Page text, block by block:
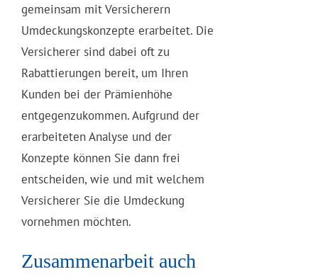
gemeinsam mit Versicherern
Umdeckungskonzepte erarbeitet. Die
Versicherer sind dabei oft zu
Rabattierungen bereit, um Ihren
Kunden bei der Prämienhöhe
entgegenzukommen. Aufgrund der
erarbeiteten Analyse und der
Konzepte können Sie dann frei
entscheiden, wie und mit welchem
Versicherer Sie die Umdeckung
vornehmen möchten.
Zusammenarbeit auch